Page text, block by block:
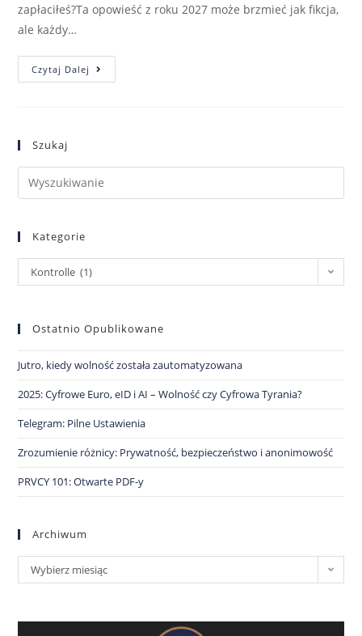
zapłaciłeś?Ta opowieść z roku 2027 może brzmieć jak fikcja,
ale każdy…
Czytaj Dalej
Szukaj
Kategorie
Kontrolle (1)
Ostatnio Opublikowane
Jutro, kiedy wolność została zautomatyzowana
2025: Cyfrowe Euro, eID i AI – Wolność czy Cyfrowa Tyrania?
Telegram: Pilne Ustawienia
Zrozumienie różnicy: Prywatność, bezpieczeństwo i anonimowość
PRVCY 101: Otwarte PDF-y
Archiwum
Wybierz miesiąc